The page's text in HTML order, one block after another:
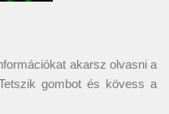
akarsz olvasni a
gombot és kövess a